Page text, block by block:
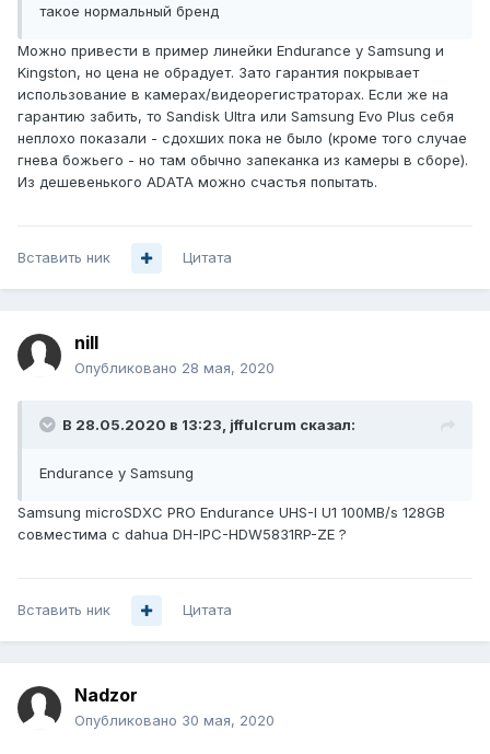
такое нормальный бренд
Можно привести в пример линейки Endurance у Samsung и
Kingston, но цена не обрадует. Зато гарантия покрывает
использование в камерах/видеорегистраторах. Если же на
гарантию забить, то Sandisk Ultra или Samsung Evo Plus себя
неплохо показали - сдохших пока не было (кроме того случае
гнева божьего - но там обычно запеканка из камеры в сборе).
Из дешевенького ADATA можно счастья попытать.
Вставить ник Цитата
nill
Опубликовано 28 мая, 2020
В 28.05.2020 в 13:23, jffulcrum сказал:
Endurance у Samsung
Samsung microSDXC PRO Endurance UHS-I U1 100MB/s 128GB
совместима с dahua DH-IPC-HDW5831RP-ZE ?
Вставить ник Цитата
Nadzor
Опубликовано 30 мая, 2020